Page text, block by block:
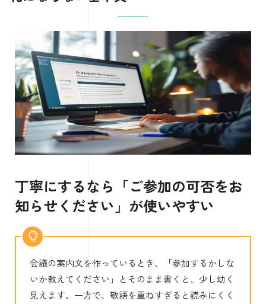
丁寧にするなら「ご参加の可否をお
知らせください」が使いやすい
会議の案内文を作っているとき、「参加するかしな
いか教えてください」とそのまま書くと、少し幼く
見えます。一方で、敬語を重ねすぎると読みにくく